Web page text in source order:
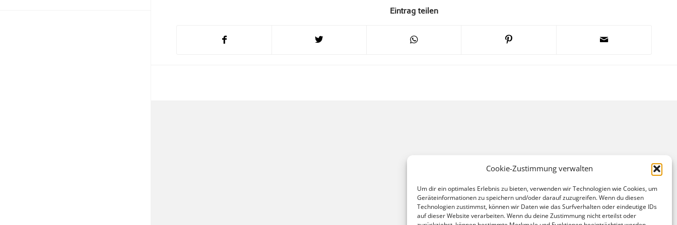
Cookie-Zustimmung verwalten
Um dir ein optimales Erlebnis zu bieten, verwenden wir Technologien wie Cookies, um
Geräteinformationen zu speichern und/oder darauf zuzugreifen. Wenn du diesen
Technologien zustimmst, können wir Daten wie das Surfverhalten oder eindeutige IDs
auf dieser Website verarbeiten. Wenn du deine Zustimmung nicht erteilst oder
Eintrag teilen